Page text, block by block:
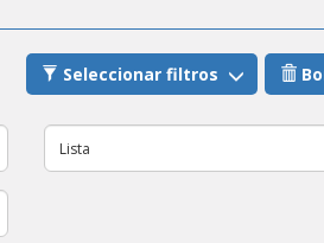
Seleccionar filtros